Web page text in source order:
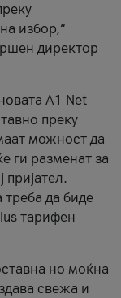
избор,“
директор
А1 Net
преку
можност да
ги разменат за
пријател.
треба да биде
тарифен
но моќна
свежа и